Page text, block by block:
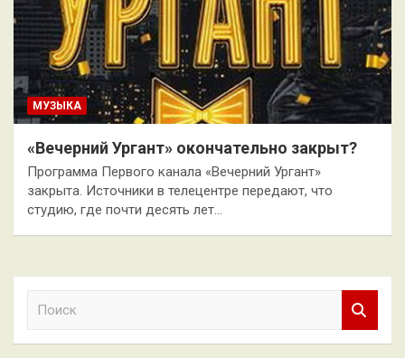
МУЗЫКА
«Вечерний Ургант» окончательно закрыт?
Программа Первого канала «Вечерний Ургант»
закрыта. Источники в телецентре передают, что
студию, где почти десять лет…